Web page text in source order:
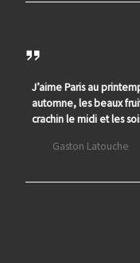
J’aime Paris au
automne, les beaux
crachin le midi et les
Gaston Latouche